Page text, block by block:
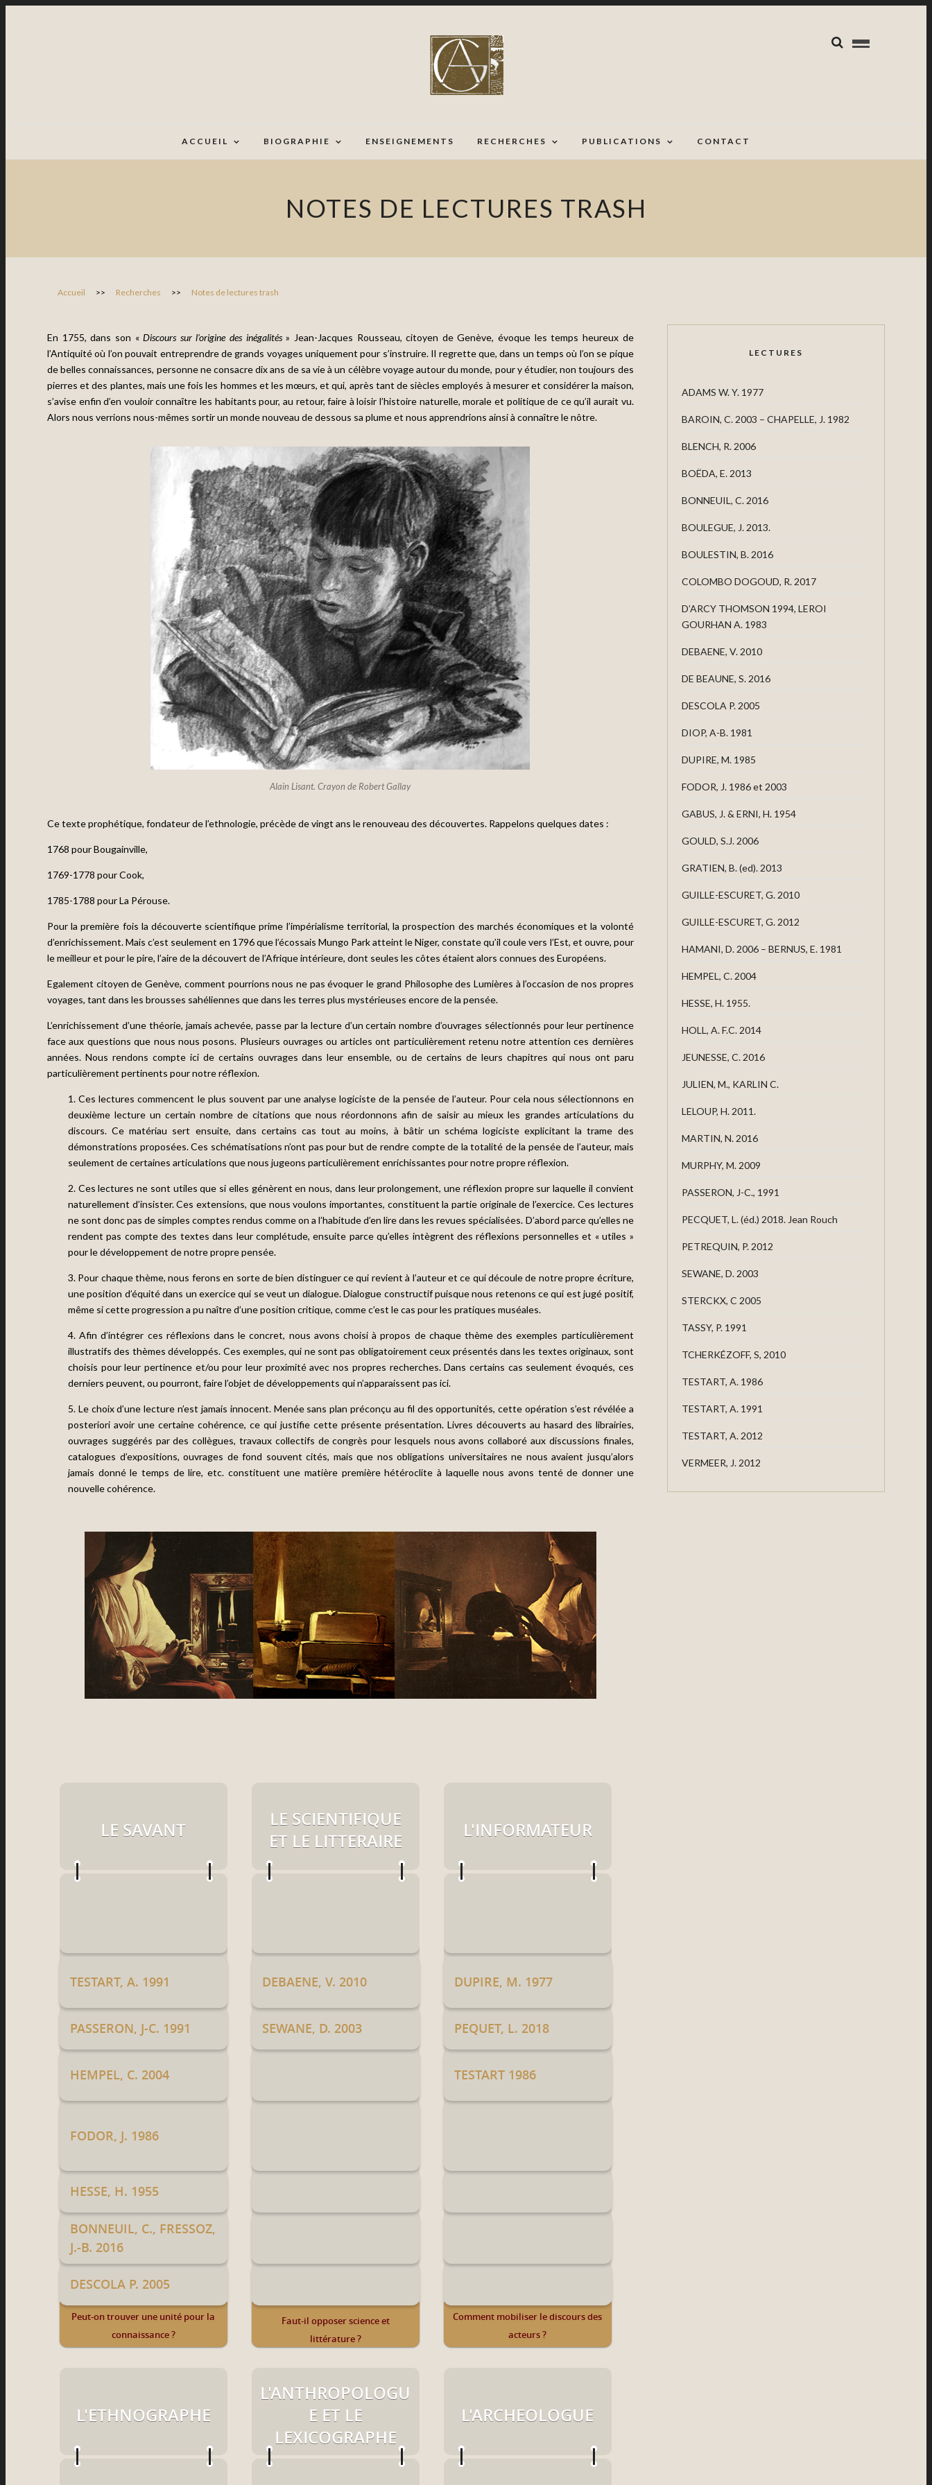
ACCUEIL BIOGRAPHIE ENSEIGNEMENTS RECHERCHES PUBLICATIONS CONTACT
NOTES DE LECTURES TRASH
Accueil >> Recherches >> Notes de lectures trash
En 1755, dans son «Discours sur l’origine des inégalités» Jean-Jacques Rousseau, citoyen de Genève, évoque les temps heureux de
l’Antiquité où l’on pouvait entreprendre de grands voyages uniquement pour s’instruire. Il regrette que, dans un temps où l’on se pique
de belles connaissances, personne ne consacre dix ans de sa vie à un célèbre voyage autour du monde, pour y étudier, non toujours des
pierres et des plantes, mais une fois les hommes et les mœurs, et qui, après tant de siècles employés à mesurer et considérer la maison,
s’avise enfin d’en vouloir connaître les habitants pour, au retour, faire à loisir l’histoire naturelle, morale et politique de ce qu’il aurait vu.
Alors nous verrions nous-mêmes sortir un monde nouveau de dessous sa plume et nous apprendrions ainsi à connaître le nôtre.
Alain Lisant. Crayon de Robert Gallay
Ce texte prophétique, fondateur de l’ethnologie, précède de vingt ans le renouveau des découvertes. Rappelons quelques dates :
1768 pour Bougainville,
1769-1778 pour Cook,
1785-1788 pour La Pérouse.
Pour la première fois la découverte scientifique prime l’impérialisme territorial, la prospection des marchés économiques et la volonté
d’enrichissement. Mais c’est seulement en 1796 que l’écossais Mungo Park atteint le Niger, constate qu’il coule vers l’Est, et ouvre, pour
le meilleur et pour le pire, l’aire de la découvert de l’Afrique intérieure, dont seules les côtes étaient alors connues des Européens.
Egalement citoyen de Genève, comment pourrions nous ne pas évoquer le grand Philosophe des Lumières à l’occasion de nos propres
voyages, tant dans les brousses sahéliennes que dans les terres plus mystérieuses encore de la pensée.
L’enrichissement d’une théorie, jamais achevée, passe par la lecture d’un certain nombre d’ouvrages sélectionnés pour leur pertinence
face aux questions que nous nous posons. Plusieurs ouvrages ou articles ont particulièrement retenu notre attention ces dernières
années. Nous rendons compte ici de certains ouvrages dans leur ensemble, ou de certains de leurs chapitres qui nous ont paru
particulièrement pertinents pour notre réflexion.
1. Ces lectures commencent le plus souvent par une analyse logiciste de la pensée de l’auteur. Pour cela nous sélectionnons en
deuxième lecture un certain nombre de citations que nous réordonnons afin de saisir au mieux les grandes articulations du
discours. Ce matériau sert ensuite, dans certains cas tout au moins, à bâtir un schéma logiciste explicitant la trame des
démonstrations proposées. Ces schématisations n’ont pas pour but de rendre compte de la totalité de la pensée de l’auteur, mais
seulement de certaines articulations que nous jugeons particulièrement enrichissantes pour notre propre réflexion.
2. Ces lectures ne sont utiles que si elles génèrent en nous, dans leur prolongement, une réflexion propre sur laquelle il convient
naturellement d’insister. Ces extensions, que nous voulons importantes, constituent la partie originale de l’exercice. Ces lectures
ne sont donc pas de simples comptes rendus comme on a l’habitude d’en lire dans les revues spécialisées. D’abord parce qu’elles ne
rendent pas compte des textes dans leur complétude, ensuite parce qu’elles intègrent des réflexions personnelles et « utiles »
pour le développement de notre propre pensée.
3. Pour chaque thème, nous ferons en sorte de bien distinguer ce qui revient à l’auteur et ce qui découle de notre propre écriture,
une position d’équité dans un exercice qui se veut un dialogue. Dialogue constructif puisque nous retenons ce qui est jugé positif,
même si cette progression a pu naître d’une position critique, comme c’est le cas pour les pratiques muséales.
4. Afin d’intégrer ces réflexions dans le concret, nous avons choisi à propos de chaque thème des exemples particulièrement
illustratifs des thèmes développés. Ces exemples, qui ne sont pas obligatoirement ceux présentés dans les textes originaux, sont
choisis pour leur pertinence et/ou pour leur proximité avec nos propres recherches. Dans certains cas seulement évoqués, ces
derniers peuvent, ou pourront, faire l’objet de développements qui n’apparaissent pas ici.
5. Le choix d’une lecture n’est jamais innocent. Menée sans plan préconçu au fil des opportunités, cette opération s’est révélée a
posteriori avoir une certaine cohérence, ce qui justifie cette présente présentation. Livres découverts au hasard des librairies,
ouvrages suggérés par des collègues, travaux collectifs de congrès pour lesquels nous avons collaboré aux discussions finales,
catalogues d’expositions, ouvrages de fond souvent cités, mais que nos obligations universitaires ne nous avaient jusqu’alors
jamais donné le temps de lire, etc. constituent une matière première hétéroclite à laquelle nous avons tenté de donner une
nouvelle cohérence.
LE SAVANT
TESTART, A. 1991
PASSERON, J-C. 1991
HEMPEL, C. 2004
FODOR, J. 1986
HESSE, H. 1955
BONNEUIL, C., FRESSOZ,
J.-B. 2016
DESCOLA P. 2005
Peut-on trouver une unité pour la
connaissance ?
LE SCIENTIFIQUE
ET LE LITTERAIRE
DEBAENE, V. 2010
SEWANE, D. 2003
Faut-il opposer science et
littérature ?
L'INFORMATEUR
DUPIRE, M. 1977
PEQUET, L. 2018
TESTART 1986
Comment mobiliser le discours des
acteurs ?
L'ETHNOGRAPHE
L'ANTHROPOLOGU
E ET LE
LEXICOGRAPHE
L'ARCHEOLOGUE
LECTURES
ADAMS W. Y. 1977
BAROIN, C. 2003 – CHAPELLE, J. 1982
BLENCH, R. 2006
BOËDA, E. 2013
BONNEUIL, C. 2016
BOULEGUE, J. 2013.
BOULESTIN, B. 2016
COLOMBO DOGOUD, R. 2017
D’ARCY THOMSON 1994, LEROI
GOURHAN A. 1983
DEBAENE, V. 2010
DE BEAUNE, S. 2016
DESCOLA P. 2005
DIOP, A-B. 1981
DUPIRE, M. 1985
FODOR, J. 1986 et 2003
GABUS, J. & ERNI, H. 1954
GOULD, S.J. 2006
GRATIEN, B. (ed). 2013
GUILLE-ESCURET, G. 2010
GUILLE-ESCURET, G. 2012
HAMANI, D. 2006 – BERNUS, E. 1981
HEMPEL, C. 2004
HESSE, H. 1955.
HOLL, A. F.C. 2014
JEUNESSE, C. 2016
JULIEN, M., KARLIN C.
LELOUP, H. 2011.
MARTIN, N. 2016
MURPHY, M. 2009
PASSERON, J-C., 1991
PECQUET, L. (éd.) 2018. Jean Rouch
PETREQUIN, P. 2012
SEWANE, D. 2003
STERCKX, C 2005
TASSY, P. 1991
TCHERKÉZOFF, S, 2010
TESTART, A. 1986
TESTART, A. 1991
TESTART, A. 2012
VERMEER, J. 2012